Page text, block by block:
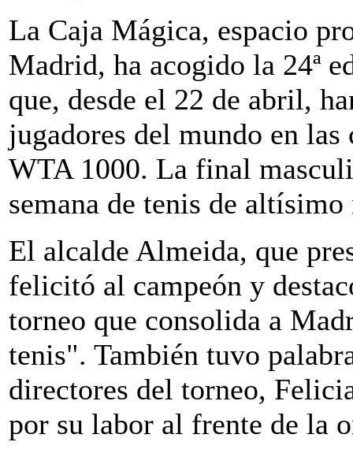
La Caja Mágica, espacio
Madrid, ha acogido la 24ª
que, desde el 22 de abril,
jugadores del mundo en
WTA 1000. La final
semana de tenis de
El alcalde Almeida, que
felicitó al campeón y
torneo que consolida a
tenis". También tuvo
directores del torneo,
por su labor al frente de la